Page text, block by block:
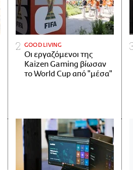
GOOD LIVING
Οι εργαζόμενοι της
Kaizen Gaming βίωσαν
το World Cup από "μέσα"